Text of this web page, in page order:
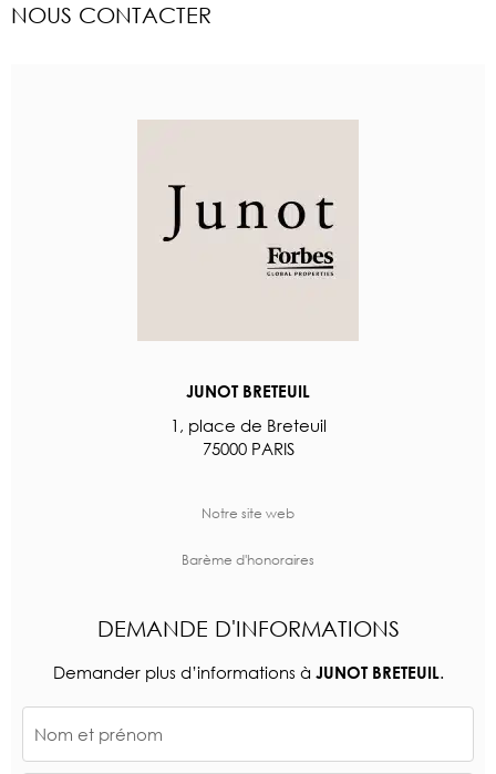
NOUS CONTACTER
JUNOT BRETEUIL
1, place de Breteuil
75000 PARIS
Notre site web
Barème d'honoraires
DEMANDE D'INFORMATIONS
Demander plus d’informations à JUNOT BRETEUIL.
Nom et prénom